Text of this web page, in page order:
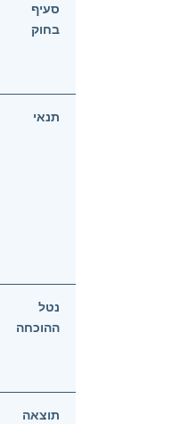
סעיף
בחוק
תנאי
נטל
ההוכחה
תוצאה